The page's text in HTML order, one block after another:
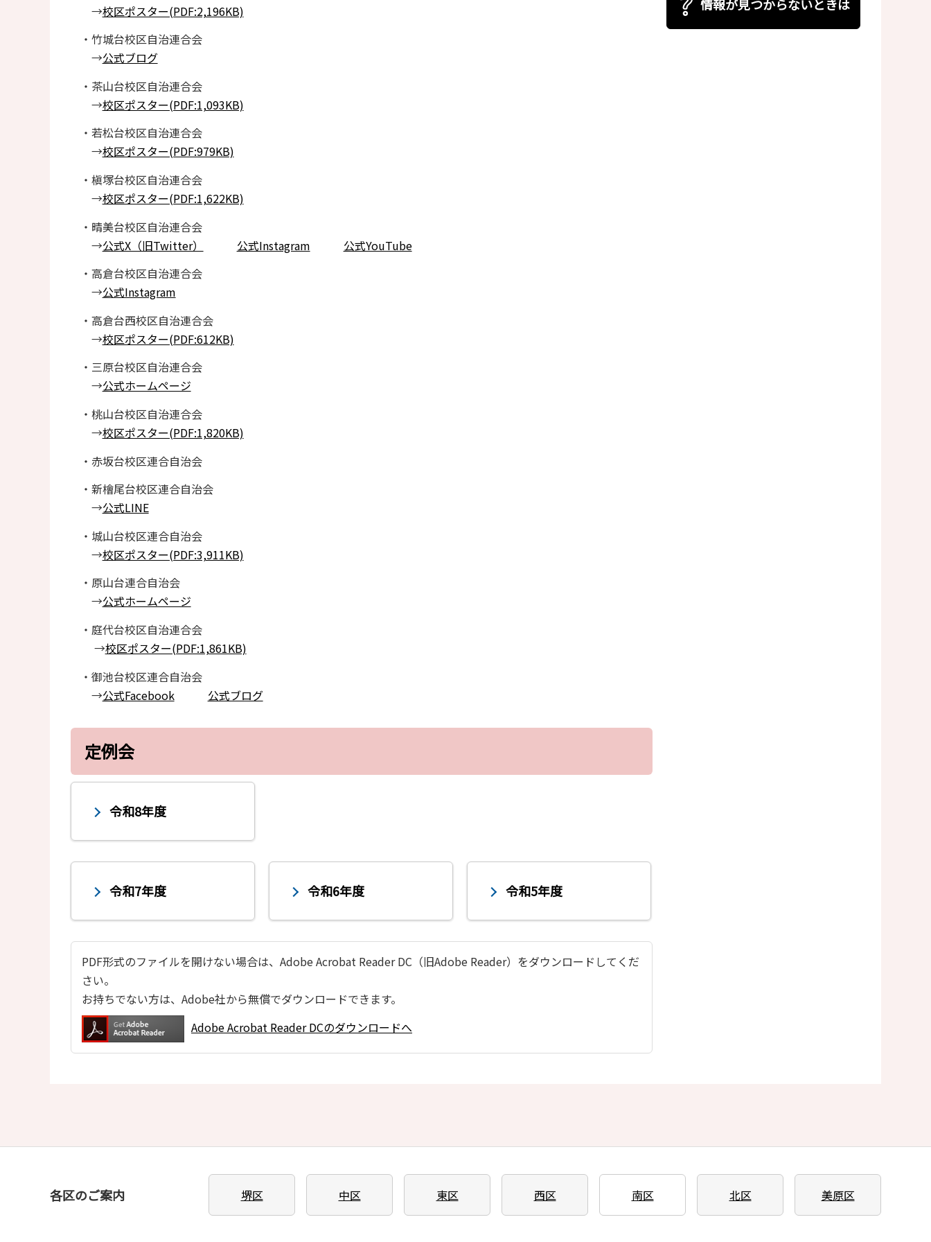
→校区ポスター(PDF:2,196KB)
・竹城台校区自治連合会
→公式ブログ
・茶山台校区自治連合会
→校区ポスター(PDF:1,093KB)
・若松台校区自治連合会
→校区ポスター(PDF:979KB)
・槇塚台校区自治連合会
→校区ポスター(PDF:1,622KB)
・晴美台校区自治連合会
→公式X（旧Twitter） 公式Instagram
公式YouTube
・高倉台校区自治連合会
→公式Instagram
・高倉台西校区自治連合会
→校区ポスター(PDF:612KB)
・三原台校区自治連合会
→公式ホームページ
・桃山台校区自治連合会
→校区ポスター(PDF:1,820KB)
・赤坂台校区連合自治会
・新檜尾台校区連合自治会
→公式LINE
・城山台校区連合自治会
→校区ポスター(PDF:3,911KB)
・原山台連合自治会
→公式ホームページ
・庭代台校区自治連合会
→校区ポスター(PDF:1,861KB)
・御池台校区連合自治会
→公式Facebook 公式ブログ
定例会
令和8年度
令和7年度 令和6年度 令和5年度
PDF形式のファイルを開けない場合は、Adobe Acrobat Reader DC（旧Adobe Reader）をダウンロードしてくだ
さい。
お持ちでない方は、Adobe社から無償でダウンロードできます。
Adobe Acrobat Reader DCのダウンロードへ
情報が見つからないときは
各区のご案内 堺区 中区 東区 西区 南区 北区 美原区